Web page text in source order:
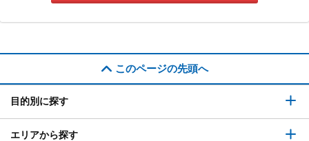
このページの先頭へ
目的別に探す
エリアから探す